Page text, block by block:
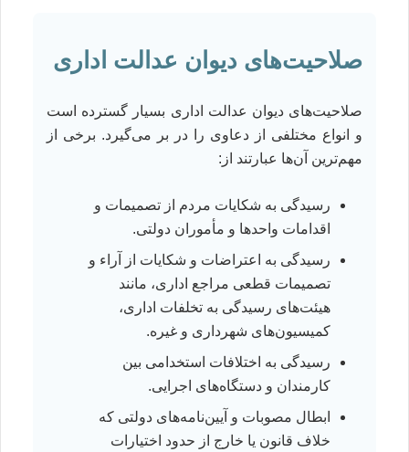
صلاحیت‌های دیوان عدالت اداری
صلاحیت‌های دیوان عدالت اداری بسیار گسترده است
و انواع مختلفی از دعاوی را در بر می‌گیرد. برخی از
مهم‌ترین آن‌ها عبارتند از:
رسیدگی به شکایات مردم از تصمیمات و
اقدامات واحدها و مأموران دولتی.
رسیدگی به اعتراضات و شکایات از آراء و
تصمیمات قطعی مراجع اداری، مانند
هیئت‌های رسیدگی به تخلفات اداری،
کمیسیون‌های شهرداری و غیره.
رسیدگی به اختلافات استخدامی بین
کارمندان و دستگاه‌های اجرایی.
ابطال مصوبات و آیین‌نامه‌های دولتی که
خلاف قانون یا خارج از حدود اختیارات